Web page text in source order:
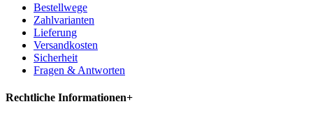
Bestellwege
Zahlvarianten
Lieferung
Versandkosten
Sicherheit
Fragen & Antworten
Rechtliche Informationen+